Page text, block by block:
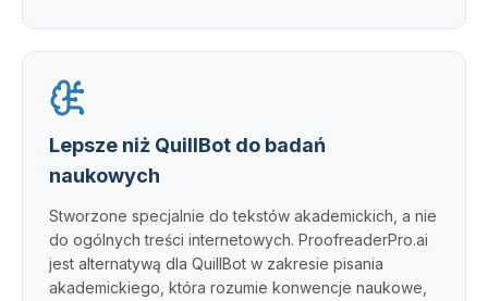
Lepsze niż QuillBot do badań
naukowych
Stworzone specjalnie do tekstów akademickich, a nie
do ogólnych treści internetowych. ProofreaderPro.ai
jest alternatywą dla QuillBot w zakresie pisania
akademickiego, która rozumie konwencje naukowe,